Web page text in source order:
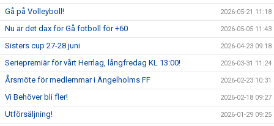
Gå på Volleyboll! 2026-05-21 11:18
Nu är det dax för Gå fotboll för +60 2026-05-05 11:43
Sisters cup 27-28 juni 2026-04-23 09:18
Seriepremiär för vårt Herrlag, långfredag KL 13:00! 2026-03-31 11:24
Årsmöte för medlemmar i Ängelholms FF 2026-02-23 10:31
Vi Behöver bli fler! 2026-02-18 09:27
Utförsäljning! 2026-01-29 09:25